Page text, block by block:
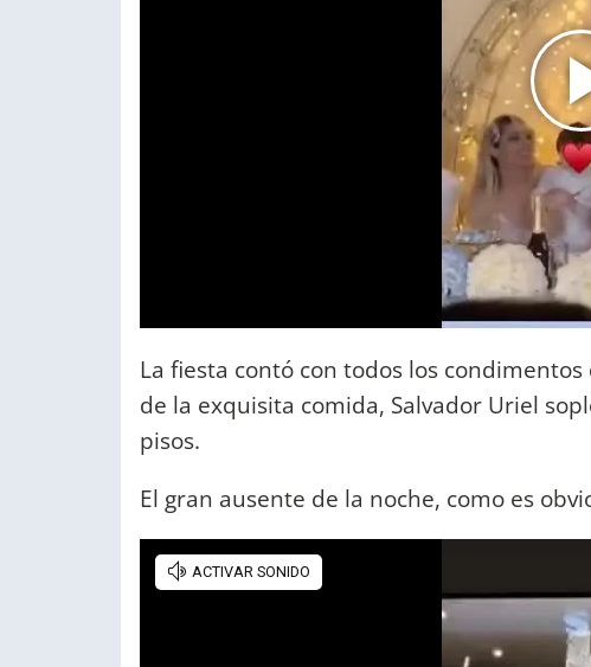
La fiesta contó con todos los
de la exquisita comida, Salvador Uriel
pisos.
El gran ausente de la noche, como es